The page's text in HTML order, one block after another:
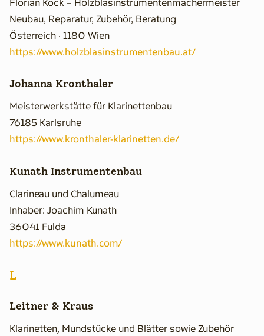
Florian Köck – Holzblasinstrumentenmachermeister
Neubau, Reparatur, Zubehör, Beratung
Österreich · 1180 Wien
https://www.holzblasinstrumentenbau.at/
Johanna Kronthaler
Meisterwerkstätte für Klarinettenbau
76185 Karlsruhe
https://www.kronthaler-klarinetten.de/
Kunath Instrumentenbau
Clarineau und Chalumeau
Inhaber: Joachim Kunath
36041 Fulda
https://www.kunath.com/
L
Leitner & Kraus
Klarinetten, Mundstücke und Blätter sowie Zubehör